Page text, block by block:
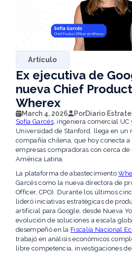
Artículo
​Ex ejecutiva de
nueva Chief
Wherex
March 4, 2026 PorDiario
Sofía Garcés, ingeniera comercial UC
Universidad de Stanford, llega en un
compañía chilena, que hoy conecta
empresas compradoras con cerca
América Latina.
La plataforma de abastecimiento
Garcés como la nueva directora de
Officer, CPO). Durante los últimos
lideró iniciativas estratégicas de
artificial para Google, desde Nueva
evolución de soluciones a escala
desempeñó en la Fiscalía Nacional
trabajó en análisis económicos
libre competencia, investigaciones